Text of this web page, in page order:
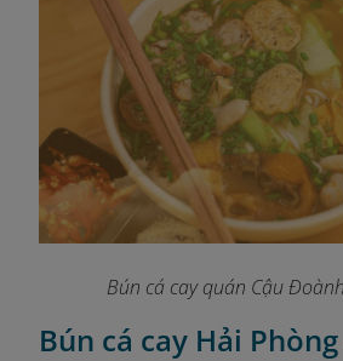
Bún cá cay quán Cậu
Bún cá cay Hải